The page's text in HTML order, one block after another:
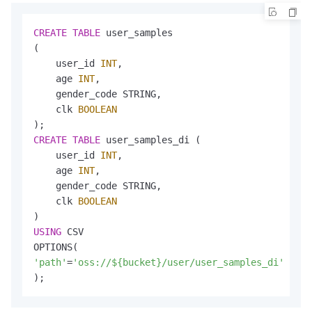
CREATE TABLE user_samples
(
    user_id
INT,
    age
INT,
    gender_code STRING,
    clk
BOOLEAN
CREATE TABLE user_samples_di (
    user_id
INT,
    age
INT,
    gender_code STRING,
    clk
BOOLEAN
USING CSV
'path'='oss://${bucket}/user/user_samples_di'
);